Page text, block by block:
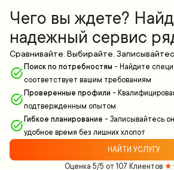
Чего вы ждете?
надежный сервис
Сравнивайте. Выбирайте.
Поиск по потребностям - Найдите
соответствует вашим требованиям
Проверенные профили -
подтвержденным опытом
Гибкое планирование - Записывайтесь
удобное время без лишних хлопот
НАЙТИ УСЛУГУ
Оценка 5/5 от 107 Клиентов